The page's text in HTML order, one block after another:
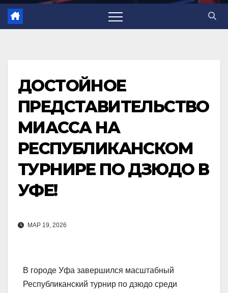
ДОСТОЙНОЕ
ПРЕДСТАВИТЕЛЬСТВО
МИАССА НА
РЕСПУБЛИКАНСКОМ
ТУРНИРЕ ПО ДЗЮДО В
УФЕ!
МАР 19, 2026
В городе Уфа завершился масштабный
Республиканский турнир по дзюдо среди